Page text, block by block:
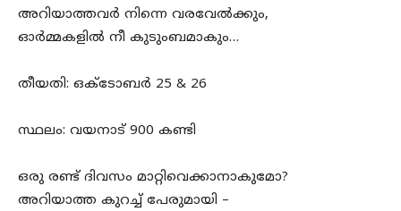
അറിയാത്തവർ നിന്നെ വരവേൽക്കും,
ഓർമ്മകളിൽ നീ കുടുംബമാകും…
തീയതി: ഒക്ടോബർ 25 & 26
സ്ഥലം: വയനാട് 900 കണ്ടി
ഒരു രണ്ട് ദിവസം മാറ്റിവെക്കാനാകുമോ?
അറിയാത്ത കുറച്ച് പേരുമായി –